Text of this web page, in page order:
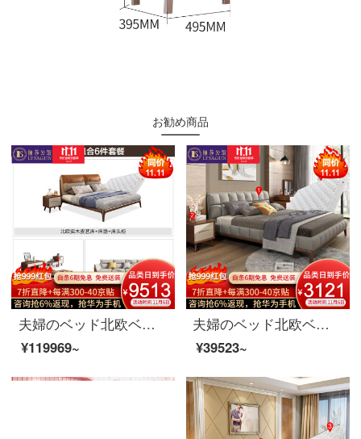
お勧め商品
夫婦のベッド北欧ベッドの実木皮の布芸のダブルベッド1.8メートルの寝室は簡単にベッドを洗うことができます。
¥119969~
夫婦のベッド北欧ベッドの実木ダブルベッド1.8メートルシンプルベッドルームの布芸ベッドの家具ベッド+マットレス+マットレス*1 1800*2000
¥39523~